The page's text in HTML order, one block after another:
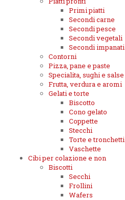
Primi piatti
Secondi carne
Secondi pesce
Secondi vegetali
Secondi impanati
Contorni
Pizza, pane e paste
Specialita, sughi e salse
Frutta, verdura e aromi
Gelati e torte
Biscotto
Cono gelato
Coppette
Stecchi
Torte e tronchetti
Vaschette
Cibi per colazione e non
Biscotti
Secchi
Frollini
Wafers